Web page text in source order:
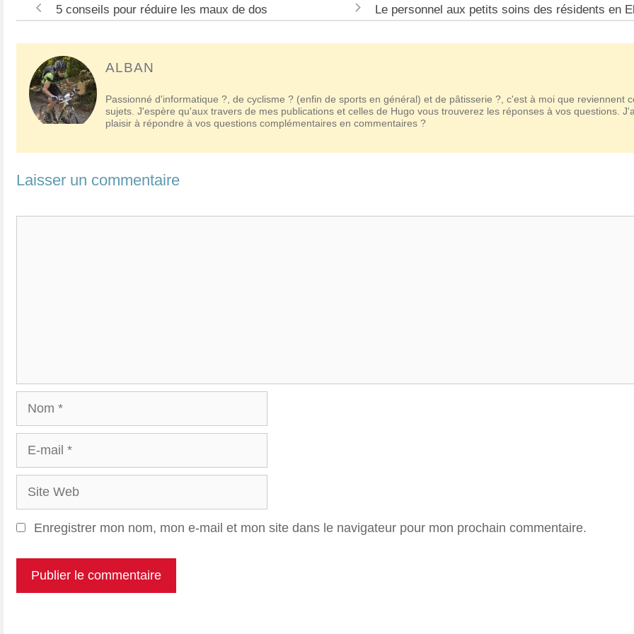
Navigation
articles
5 conseils pour réduire les maux de dos Le personnel aux petits soins des résidents en
ALBAN
Passionné d'informatique ?, de cyclisme ? (enfin de sports en général) et de pâtisserie ?, c'est à moi que reviennent
sujets. J'espère qu'aux travers de mes publications et celles de Hugo vous trouverez les réponses à vos questions.
plaisir à répondre à vos questions complémentaires en commentaires ?
Laisser un commentaire
Nom
mail
Site
Web
Enregistrer mon nom, mon e-mail et mon site dans le navigateur pour mon prochain commentaire.